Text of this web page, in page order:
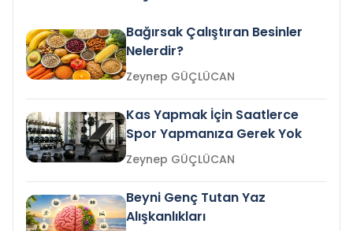
Bağırsak Çalıştıran Besinler
Nelerdir?
Zeynep GÜÇLÜCAN
Kas Yapmak İçin Saatlerce
Spor Yapmanıza Gerek Yok
Zeynep GÜÇLÜCAN
Beyni Genç Tutan Yaz
Alışkanlıkları